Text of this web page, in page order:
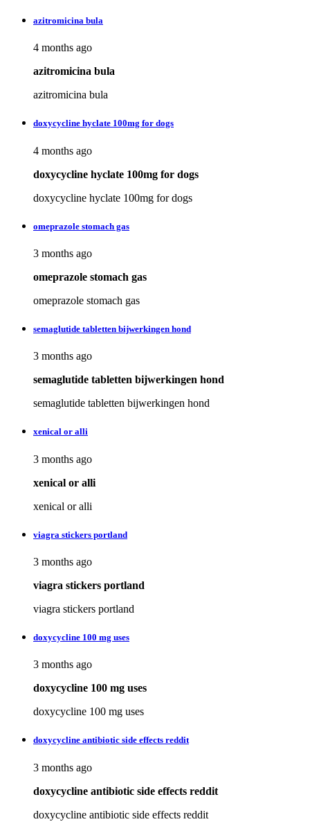
azitromicina bula
4 months ago
azitromicina bula
azitromicina bula
doxycycline hyclate 100mg for dogs
4 months ago
doxycycline hyclate 100mg for dogs
doxycycline hyclate 100mg for dogs
omeprazole stomach gas
3 months ago
omeprazole stomach gas
omeprazole stomach gas
semaglutide tabletten bijwerkingen hond
3 months ago
semaglutide tabletten bijwerkingen hond
semaglutide tabletten bijwerkingen hond
xenical or alli
3 months ago
xenical or alli
xenical or alli
viagra stickers portland
3 months ago
viagra stickers portland
viagra stickers portland
doxycycline 100 mg uses
3 months ago
doxycycline 100 mg uses
doxycycline 100 mg uses
doxycycline antibiotic side effects reddit
3 months ago
doxycycline antibiotic side effects reddit
doxycycline antibiotic side effects reddit